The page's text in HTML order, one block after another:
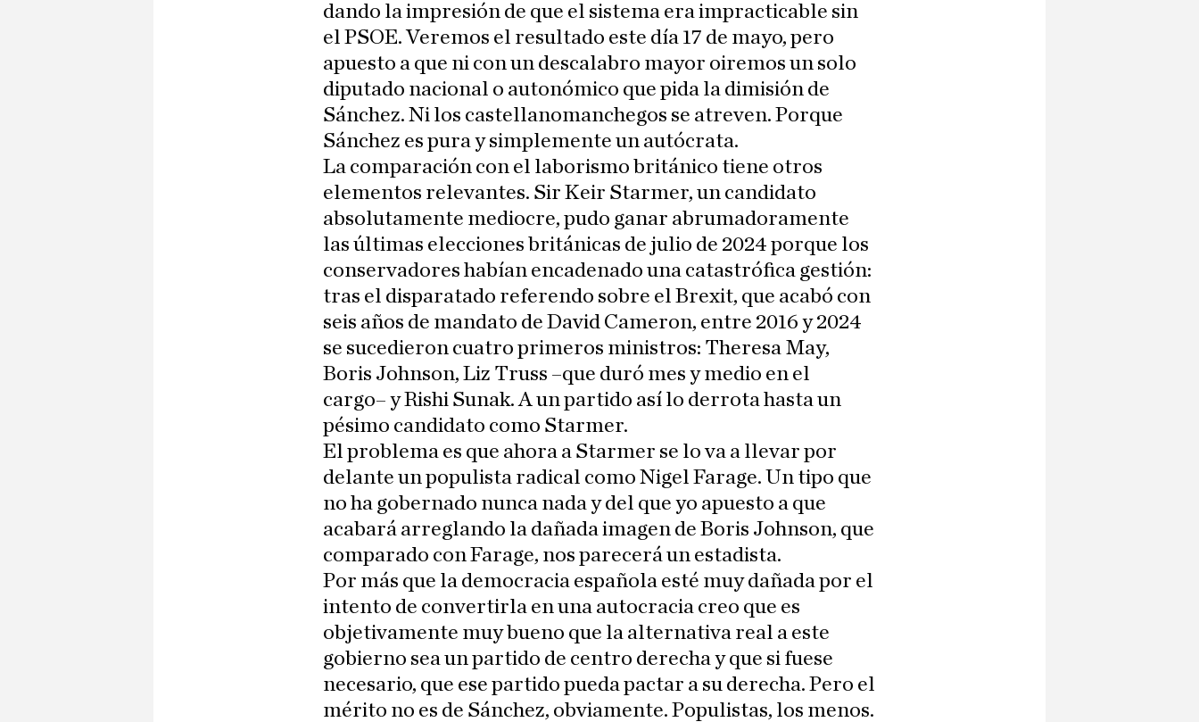
dando la impresión de que el sistema era impracticable sin
el PSOE. Veremos el resultado este día 17 de mayo, pero
apuesto a que ni con un descalabro mayor oiremos un solo
diputado nacional o autonómico que pida la dimisión de
Sánchez. Ni los castellanomanchegos se atreven. Porque
Sánchez es pura y simplemente un autócrata.
La comparación con el laborismo británico tiene otros
elementos relevantes. Sir Keir Starmer, un candidato
absolutamente mediocre, pudo ganar abrumadoramente
las últimas elecciones británicas de julio de 2024 porque los
conservadores habían encadenado una catastrófica gestión:
tras el disparatado referendo sobre el Brexit, que acabó con
seis años de mandato de David Cameron, entre 2016 y 2024
se sucedieron cuatro primeros ministros: Theresa May,
Boris Johnson, Liz Truss –que duró mes y medio en el
cargo– y Rishi Sunak. A un partido así lo derrota hasta un
pésimo candidato como Starmer.
El problema es que ahora a Starmer se lo va a llevar por
delante un populista radical como Nigel Farage. Un tipo que
no ha gobernado nunca nada y del que yo apuesto a que
acabará arreglando la dañada imagen de Boris Johnson, que
comparado con Farage, nos parecerá un estadista.
Por más que la democracia española esté muy dañada por el
intento de convertirla en una autocracia creo que es
objetivamente muy bueno que la alternativa real a este
gobierno sea un partido de centro derecha y que si fuese
necesario, que ese partido pueda pactar a su derecha. Pero el
mérito no es de Sánchez, obviamente. Populistas, los menos.